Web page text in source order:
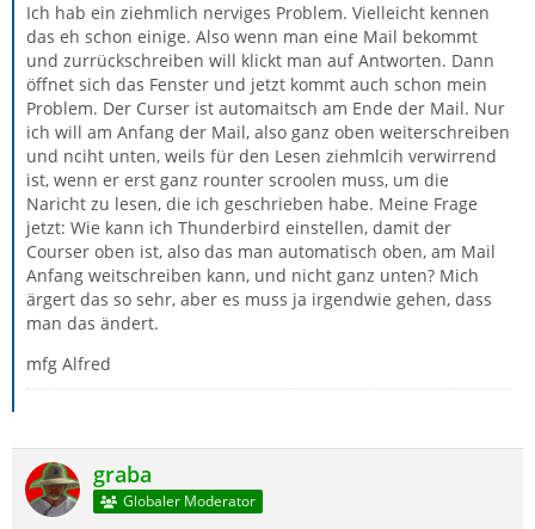
Ich hab ein ziehmlich nerviges Problem. Vielleicht kennen
das eh schon einige. Also wenn man eine Mail bekommt
und zurrückschreiben will klickt man auf Antworten. Dann
öffnet sich das Fenster und jetzt kommt auch schon mein
Problem. Der Curser ist automaitsch am Ende der Mail. Nur
ich will am Anfang der Mail, also ganz oben weiterschreiben
und nciht unten, weils für den Lesen ziehmlcih verwirrend
ist, wenn er erst ganz rounter scroolen muss, um die
Naricht zu lesen, die ich geschrieben habe. Meine Frage
jetzt: Wie kann ich Thunderbird einstellen, damit der
Courser oben ist, also das man automatisch oben, am Mail
Anfang weitschreiben kann, und nicht ganz unten? Mich
ärgert das so sehr, aber es muss ja irgendwie gehen, dass
man das ändert.
mfg Alfred
graba
Globaler Moderator